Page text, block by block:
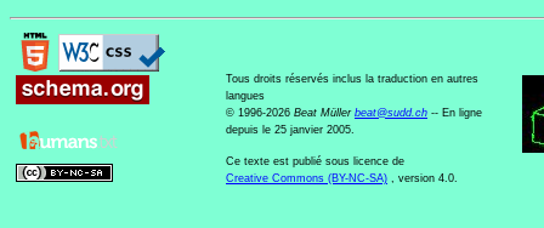
Tous droits réservés inclus la traduction en autres
langues
© 1996-2026 Beat Müller beat@sudd.ch -- En ligne
depuis le 25 janvier 2005.
Ce texte est publié sous licence de
Creative Commons (BY-NC-SA) , version 4.0.